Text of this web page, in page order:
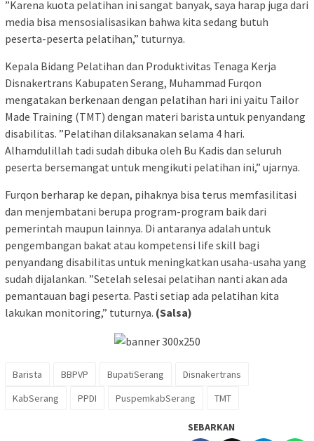
”Karena kuota pelatihan ini sangat banyak, saya harap juga dari
media bisa mensosialisasikan bahwa kita sedang butuh
peserta-peserta pelatihan,” tuturnya.
Kepala Bidang Pelatihan dan Produktivitas Tenaga Kerja
Disnakertrans Kabupaten Serang, Muhammad Furqon
mengatakan berkenaan dengan pelatihan hari ini yaitu Tailor
Made Training (TMT) dengan materi barista untuk penyandang
disabilitas. ”Pelatihan dilaksanakan selama 4 hari.
Alhamdulillah tadi sudah dibuka oleh Bu Kadis dan seluruh
peserta bersemangat untuk mengikuti pelatihan ini,” ujarnya.
Furqon berharap ke depan, pihaknya bisa terus memfasilitasi
dan menjembatani berupa program-program baik dari
pemerintah maupun lainnya. Di antaranya adalah untuk
pengembangan bakat atau kompetensi life skill bagi
penyandang disabilitas untuk meningkatkan usaha-usaha yang
sudah dijalankan. ”Setelah selesai pelatihan nanti akan ada
pemantauan bagi peserta. Pasti setiap ada pelatihan kita
lakukan monitoring,” tuturnya. (Salsa)
Barista BBPVP BupatiSerang
Disnakertrans
KabSerang
PPDI PuspemkabSerang TMT
SEBARKAN